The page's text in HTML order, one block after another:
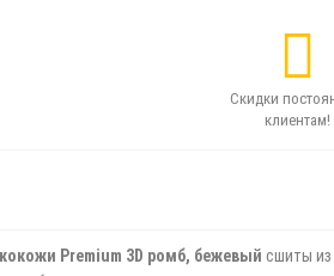
Скидки
клиентам!
Premium 3D ромб, бежевый сшиты из